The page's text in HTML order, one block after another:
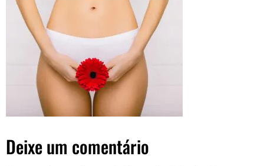
Deixe um comentário